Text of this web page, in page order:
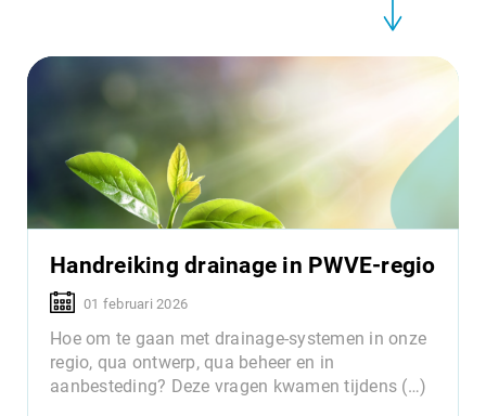
Handreiking drainage in PWVE-regio
01 februari 2026
Hoe om te gaan met drainage-systemen in onze
regio, qua ontwerp, qua beheer en in
aanbesteding? Deze vragen kwamen tijdens (…)